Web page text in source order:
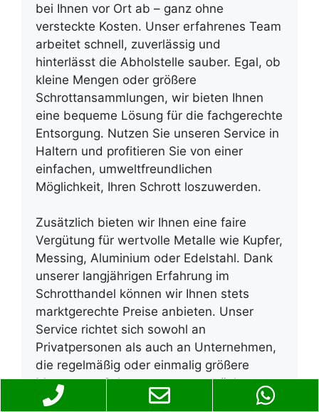
bei Ihnen vor Ort ab – ganz ohne
versteckte Kosten. Unser erfahrenes Team
arbeitet schnell, zuverlässig und
hinterlässt die Abholstelle sauber. Egal, ob
kleine Mengen oder größere
Schrottansammlungen, wir bieten Ihnen
eine bequeme Lösung für die fachgerechte
Entsorgung. Nutzen Sie unseren Service in
Haltern und profitieren Sie von einer
einfachen, umweltfreundlichen
Möglichkeit, Ihren Schrott loszuwerden.
Zusätzlich bieten wir Ihnen eine faire
Vergütung für wertvolle Metalle wie Kupfer,
Messing, Aluminium oder Edelstahl. Dank
unserer langjährigen Erfahrung im
Schrotthandel können wir Ihnen stets
marktgerechte Preise anbieten. Unser
Service richtet sich sowohl an
Privatpersonen als auch an Unternehmen,
die regelmäßig oder einmalig größere
Mengen an Schrott entsorgen möchten.
Lassen Sie sich von unserem